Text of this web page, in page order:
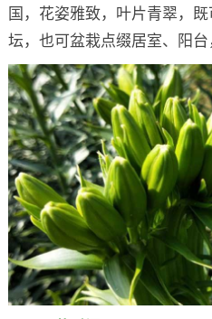
国，花姿雅致，叶片青翠，
坛，也可盆栽点缀居室、阳台